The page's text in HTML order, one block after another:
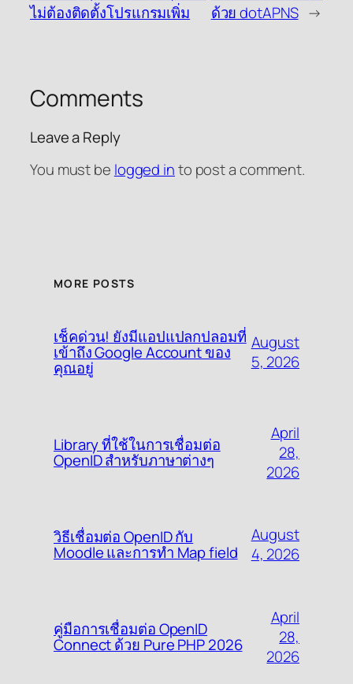
ไม่ต้องติดตั้งโปรแกรมเพิ่ม
ด้วย dotAPNS →
Comments
Leave a Reply
You must be logged into post a comment.
MORE POSTS
เช็คด่วน! ยังมีแอปแปลกปลอมที่
เข้าถึง Google Account ของ
คุณอยู่
August
5, 2026
Library ที่ใช้ในการเชื่อมต่อ
OpenID สำหรับภาษาต่างๆ
April
28,
2026
วิธีเชื่อมต่อ OpenID กับ
Moodle และการทำ Map field
August
4, 2026
คู่มือการเชื่อมต่อ OpenID
Connect ด้วย Pure PHP 2026
April
28,
2026